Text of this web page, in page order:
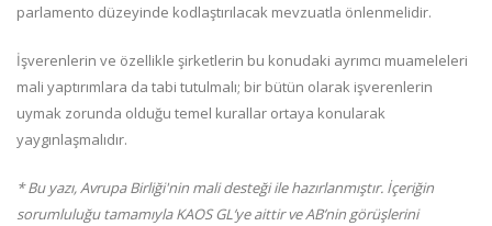
parlamento düzeyinde kodlaştırılacak mevzuatla önlenmelidir.
İşverenlerin ve özellikle şirketlerin bu konudaki ayrımcı muameleleri
mali yaptırımlara da tabi tutulmalı; bir bütün olarak işverenlerin
uymak zorunda olduğu temel kurallar ortaya konularak
yaygınlaşmalıdır.
* Bu yazı, Avrupa Birliği'nin mali desteği ile hazırlanmıştır. İçeriğin
sorumluluğu tamamıyla KAOS GL’ye aittir ve AB’nin görüşlerini